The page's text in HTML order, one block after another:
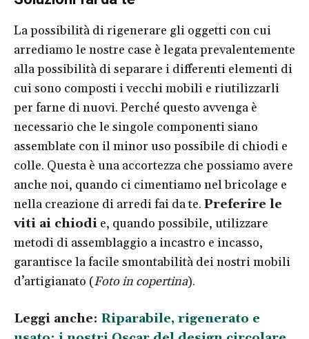
La possibilità di rigenerare gli oggetti con cui
arrediamo le nostre case è legata prevalentemente
alla possibilità di separare i differenti elementi di
cui sono composti i vecchi mobili e riutilizzarli
per farne di nuovi. Perché questo avvenga è
necessario che le singole componenti siano
assemblate con il minor uso possibile di chiodi e
colle. Questa è una accortezza che possiamo avere
anche noi, quando ci cimentiamo nel bricolage e
nella creazione di arredi fai da te. Preferire le
viti ai chiodi e, quando possibile, utilizzare
metodi di assemblaggio a incastro e incasso,
garantisce la facile smontabilità dei nostri mobili
d’artigianato (Foto in copertina).
Leggi anche: Riparabile, rigenerato e